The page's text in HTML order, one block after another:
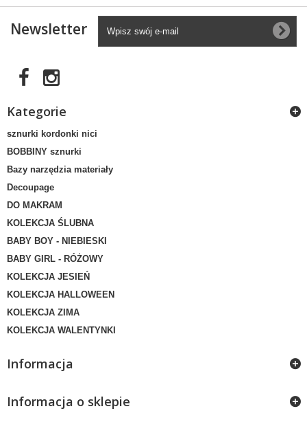
Newsletter
Kategorie
sznurki kordonki nici
BOBBINY sznurki
Bazy narzędzia materiały
Decoupage
DO MAKRAM
KOLEKCJA ŚLUBNA
BABY BOY - NIEBIESKI
BABY GIRL - RÓŻOWY
KOLEKCJA JESIEŃ
KOLEKCJA HALLOWEEN
KOLEKCJA ZIMA
KOLEKCJA WALENTYNKI
Informacja
Informacja o sklepie